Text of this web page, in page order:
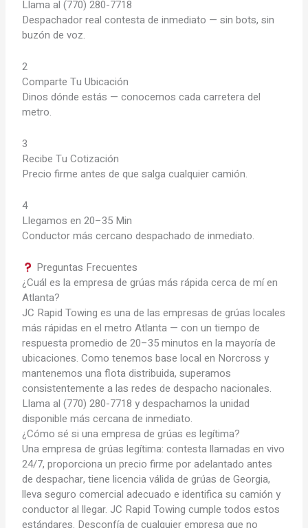
Llama al (770) 280-7718
Despachador real contesta de inmediato — sin bots, sin
buzón de voz.
2
Comparte Tu Ubicación
Dinos dónde estás — conocemos cada carretera del
metro.
3
Recibe Tu Cotización
Precio firme antes de que salga cualquier camión.
4
Llegamos en 20–35 Min
Conductor más cercano despachado de inmediato.
Preguntas Frecuentes
¿Cuál es la empresa de grúas más rápida cerca de mí en
Atlanta?
JC Rapid Towing es una de las empresas de grúas locales
más rápidas en el metro Atlanta — con un tiempo de
respuesta promedio de 20–35 minutos en la mayoría de
ubicaciones. Como tenemos base local en Norcross y
mantenemos una flota distribuida, superamos
consistentemente a las redes de despacho nacionales.
Llama al (770) 280-7718 y despachamos la unidad
disponible más cercana de inmediato.
¿Cómo sé si una empresa de grúas es legítima?
Una empresa de grúas legítima: contesta llamadas en vivo
24/7, proporciona un precio firme por adelantado antes
de despachar, tiene licencia válida de grúas de Georgia,
lleva seguro comercial adecuado e identifica su camión y
conductor al llegar. JC Rapid Towing cumple todos estos
estándares. Desconfía de cualquier empresa que no